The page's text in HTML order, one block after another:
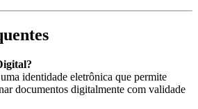
identidade eletrônica que permite
documentos digitalmente com validade